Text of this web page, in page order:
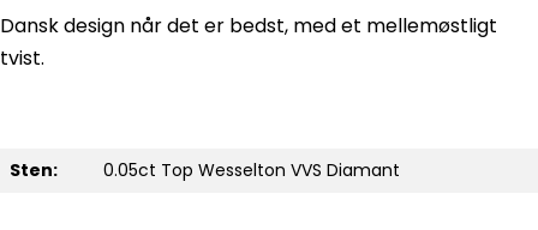
Dansk design når det er bedst, med et mellemøstligt
tvist.
Sten: 0.05ct Top Wesselton VVS Diamant